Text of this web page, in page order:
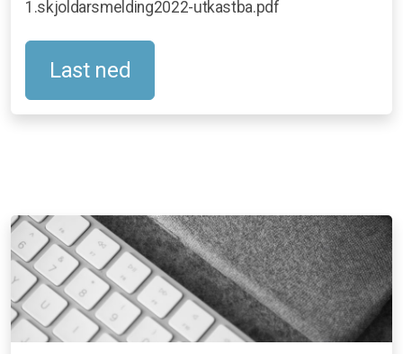
1.skjoldarsmelding2022-utkastba.pdf
Last ned